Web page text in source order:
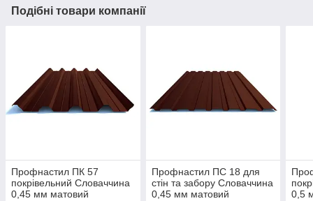
Подібні товари компанії
Профнастил ПК 57
покрівельний Словаччина
0,45 мм матовий
Профнастил ПС 18 для
стін та забору Словаччина
0,45 мм матовий
0,5